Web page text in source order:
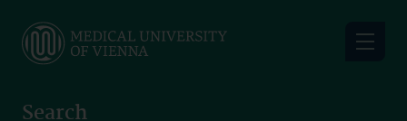
main
Search